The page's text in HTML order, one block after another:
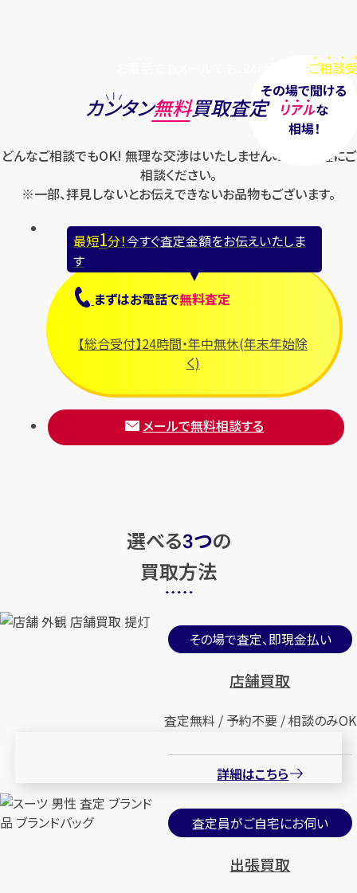
ご相談
その場で聞ける
リアルな
相場！
カンタン無料買取査定
どんなご相談でもOK! 無理な交渉はいたしませんのでお気軽にご
相談ください。
※一部、拝見しないとお伝えできないお品物もございます。
最短1分！今すぐ査定金額をお伝えいたしま
す
まずはお電話で無料査定
【総合受付】24時間・年中無休(年末年始除
く)
メールで無料相談する
選べる3つの
買取方法
その場で査定、即現金払い
店舗買取
査定無料 / 予約不要 / 相談のみOK
詳細はこちら
査定員がご自宅にお伺い
出張買取